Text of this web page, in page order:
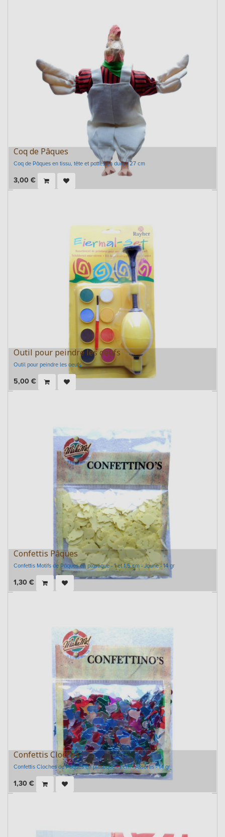
Coq de Pâques
Coq de Pâques en tissu, tête et pattes en dure - 27 cm
3,00 €
Outil pour peindre les oeufs
Outil pour peindre les oeufs
5,00 €
Confettis Pâques
Confettis Motifs de Pâques en plastique - 1 et 1,5 cm - Jaune - 14 gr
1,30 €
Confettis Cloches
Confettis Cloches de Pâques en plastique - 1 cm - Assortis - 14 gr
1,30 €